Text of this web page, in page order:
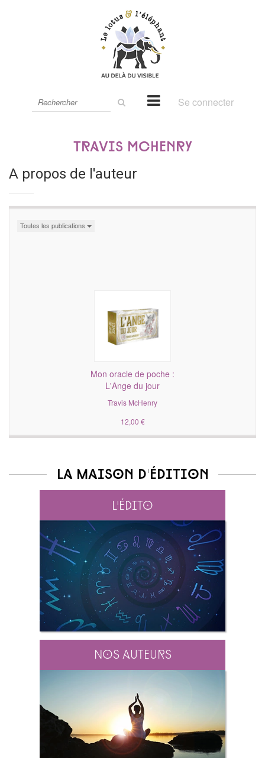
le
Se connecter
Travis McHenry
A propos de l'auteur
Toutes les publications
Mon oracle de poche :
L'Ange du jour
Travis McHenry
12,00 €
La maison d'édition
L'édito
Nos auteurs